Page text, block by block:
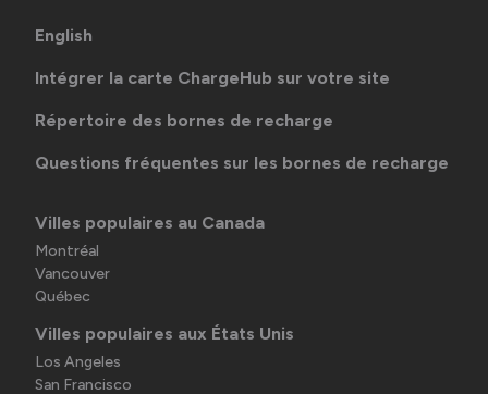
English
Intégrer la carte ChargeHub sur votre site
Répertoire des bornes de recharge
Questions fréquentes sur les bornes de recharge
Villes populaires au Canada
Montréal
Vancouver
Québec
Villes populaires aux États Unis
Los Angeles
San Francisco